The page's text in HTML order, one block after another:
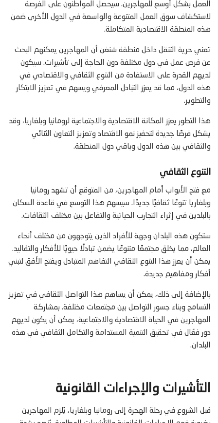
العمل بشكل أوسع للمهاجرين. سيحصل المواطنون على الفرصة
لاستكشاف سوق العمل المتنوعة والواسعة في الدول الأخرى ضمن
هذه المنطقة الاقتصادية المتكاملة.
تعني حرية التنقل داخل منطقة شنغن أن المهاجرين يمكنهم البحث
عن فرص عمل في دول مختلفة دون الحاجة إلى تأشيرات. سيكون
لديهم القدرة على الاستفادة من التنوع الثقافي والاقتصادي في
هذه الدول، مما قد يعزز التبادل المعرفي ويسهم في تعزيز الابتكار
والتطوير.
هذا التطور يعزز المكانة الاقتصادية والاجتماعية لرومانيا وبلغاريا، وقد
يشكل فرصًا جديدة لتحفيز نمو الاقتصاد وتعزيز التعاون الثنائي
والثقافي بين هذه الدول وباقي دول المنطقة.
التنوع الثقافي
مع فتح الأبواب أمام المهاجرين، من المتوقع أن تشهد رومانيا
وبلغاريا تنوعًا ثقافيًا جديدًا. سيسهم هذا التوسع في قاعدة السكان
بالبلدين في إثراء التجارب الحياتية والتفاعل بين مختلف الثقافات.
ستكون هذه البلدان وجهة للأفراد الذين يتوجهون من مختلف أنحاء
العالم، مما يخلق مجتمعًا متنوعًا يضمن تبادلًا حيويًا للأفكار والتقاليد.
يمكن أن يعزز هذا التنوع الثقافي التفاهم المتبادل ويفتح الأفق لتبني
أفكار ومفاهيم جديدة.
بالإضافة إلى ذلك، يمكن أن يساهم هذا التواصل الثقافي في تعزيز
التسامح وبناء جسور التواصل بين مجتمعات مختلفة. بمشاركة
المهاجرين في الحياة الاقتصادية والاجتماعية، يمكن أن يكون لديهم
دور فعّال في تحقيق التنمية المستدامة والتكامل الثقافي في هذه
البلدان.
التأشيرات والإجراءات القانونية
قبل الشروع في رحلة الهجرة إلى رومانيا وبلغاريا، يُلزم المهاجرين